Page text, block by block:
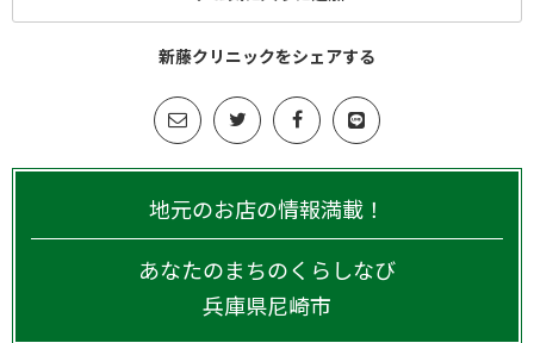
新藤クリニックをシェアする
地元のお店の情報満載！
あなたのまちのくらしなび
兵庫県尼崎市